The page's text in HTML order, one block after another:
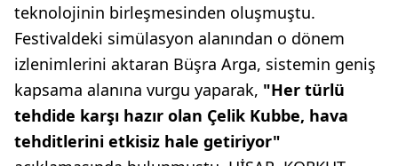
teknolojinin birleşmesinden oluşmuştu.
Festivaldeki simülasyon alanından o dönem
izlenimlerini aktaran Büşra Arga, sistemin geniş
kapsama alanına vurgu yaparak, "Her türlü
tehdide karşı hazır olan Çelik Kubbe, hava
tehditlerini etkisiz hale getiriyor"